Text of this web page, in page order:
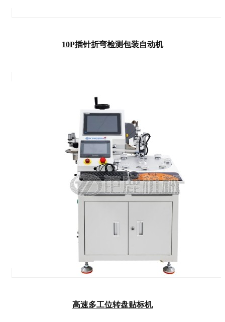
10P插针折弯检测包装自动机
高速多工位转盘贴标机